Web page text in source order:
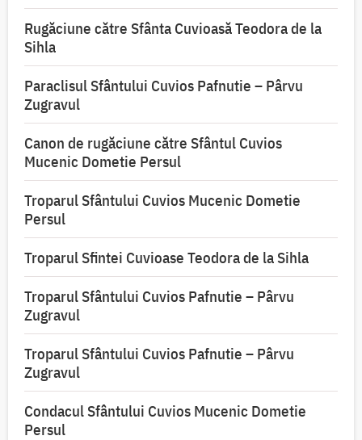
Rugăciune către Sfânta Cuvioasă Teodora de la
Sihla
Paraclisul Sfântului Cuvios Pafnutie – Pârvu
Zugravul
Canon de rugăciune către Sfântul Cuvios
Mucenic Dometie Persul
Troparul Sfântului Cuvios Mucenic Dometie
Persul
Troparul Sfintei Cuvioase Teodora de la Sihla
Troparul Sfântului Cuvios Pafnutie – Pârvu
Zugravul
Troparul Sfântului Cuvios Pafnutie – Pârvu
Zugravul
Condacul Sfântului Cuvios Mucenic Dometie
Persul